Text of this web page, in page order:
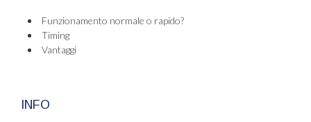
Funzionamento normale o rapido?
Timing
Vantaggi
INFO